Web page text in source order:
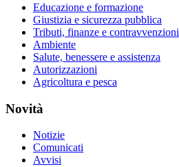
Educazione e formazione
Giustizia e sicurezza pubblica
Tributi, finanze e contravvenzioni
Ambiente
Salute, benessere e assistenza
Autorizzazioni
Agricoltura e pesca
Novità
Notizie
Comunicati
Avvisi